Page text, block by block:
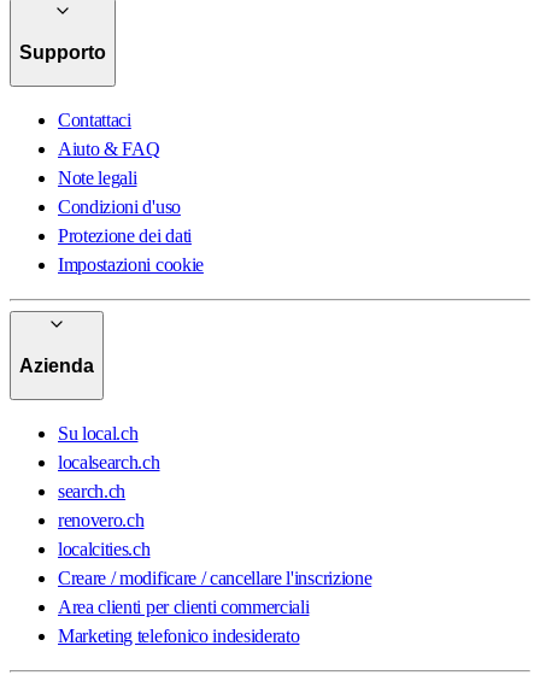
Supporto
Contattaci
Aiuto & FAQ
Note legali
Condizioni d'uso
Protezione dei dati
Impostazioni cookie
Azienda
Su local.ch
localsearch.ch
search.ch
renovero.ch
localcities.ch
Creare / modificare / cancellare l'inscrizione
Area clienti per clienti commerciali
Marketing telefonico indesiderato